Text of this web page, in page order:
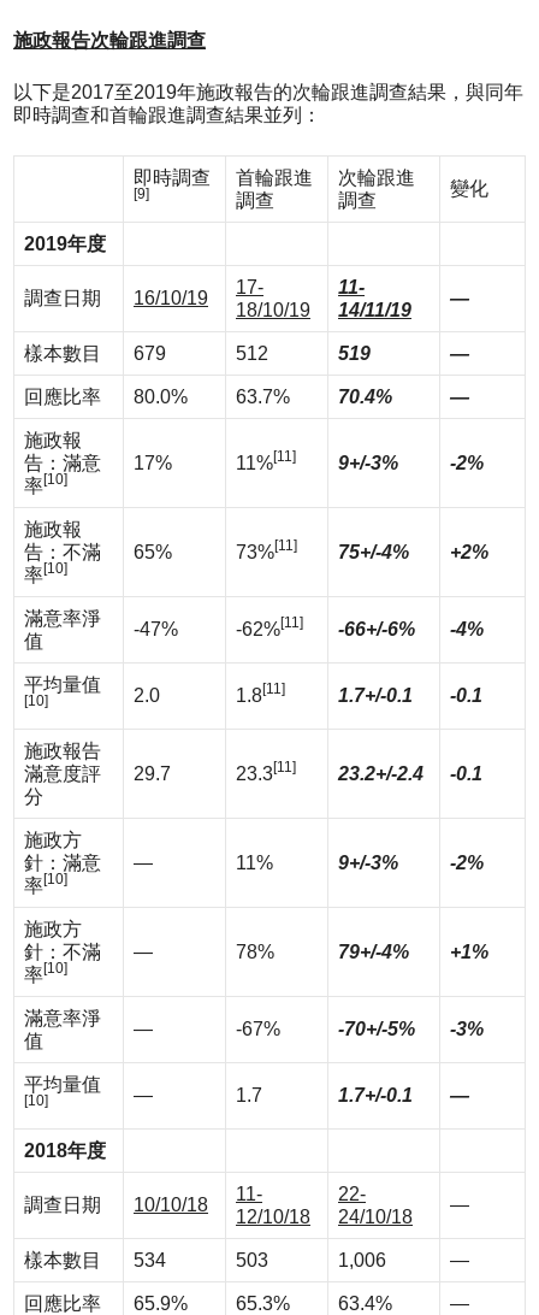
施政報告次輪跟進調查
以下是2017至2019年施政報告的次輪跟進調查結果，與同年
即時調查和首輪跟進調查結果並列：
即時調查
[9]
首輪跟進
調查
次輪跟進
調查
變化
2019年度
調查日期 16/10/19
17-
18/10/19
11-
14/11/19
—
樣本數目 679 512 519 —
回應比率 80.0% 63.7% 70.4% —
施政報
告：滿意
率[10]
17% 11%[11] 9+/-3% -2%
施政報
告：不滿
率[10]
65% 73%[11] 75+/-4% +2%
滿意率淨
值
-47% -62%[11] -66+/-6% -4%
平均量值
[10] 2.0 1.8[11] 1.7+/-0.1 -0.1
施政報告
滿意度評
分
29.7 23.3[11] 23.2+/-2.4 -0.1
施政方
針：滿意
率[10]
— 11% 9+/-3% -2%
施政方
針：不滿
率[10]
— 78% 79+/-4% +1%
滿意率淨
值
— -67% -70+/-5% -3%
平均量值
[10] — 1.7 1.7+/-0.1 —
2018年度
調查日期 10/10/18
11-
12/10/18
22-
24/10/18
—
樣本數目 534 503 1,006 —
回應比率 65.9% 65.3% 63.4% —